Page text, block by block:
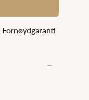
Fornøydgaranti